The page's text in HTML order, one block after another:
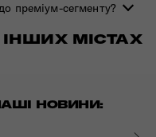
преміум-сегменту?
ІНШИХ МІСТАХ
НОВИНИ: